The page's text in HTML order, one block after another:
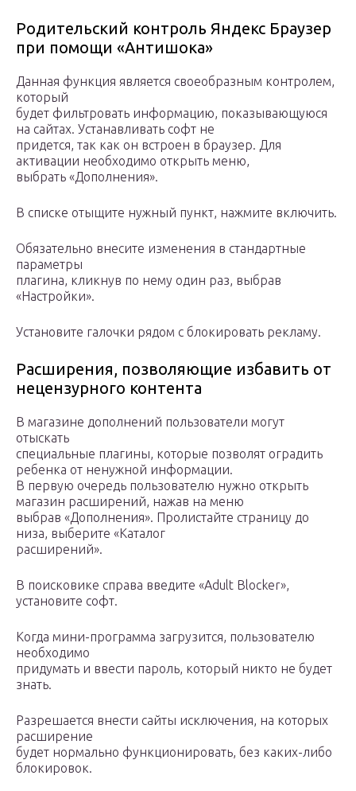
Родительский контроль Яндекс Браузер
при помощи «Антишока»
Данная функция является своеобразным контролем,
который
будет фильтровать информацию, показывающуюся
на сайтах. Устанавливать софт не
придется, так как он встроен в браузер. Для
активации необходимо открыть меню,
выбрать «Дополнения».
В списке отыщите нужный пункт, нажмите включить.
Обязательно внесите изменения в стандартные
параметры
плагина, кликнув по нему один раз, выбрав
«Настройки».
Установите галочки рядом с блокировать рекламу.
Расширения, позволяющие избавить от
нецензурного контента
В магазине дополнений пользователи могут
отыскать
специальные плагины, которые позволят оградить
ребенка от ненужной информации.
В первую очередь пользователю нужно открыть
магазин расширений, нажав на меню
выбрав «Дополнения». Пролистайте страницу до
низа, выберите «Каталог
расширений».
В поисковике справа введите «Adult Blocker»,
установите софт.
Когда мини-программа загрузится, пользователю
необходимо
придумать и ввести пароль, который никто не будет
знать.
Разрешается внести сайты исключения, на которых
расширение
будет нормально функционировать, без каких-либо
блокировок.